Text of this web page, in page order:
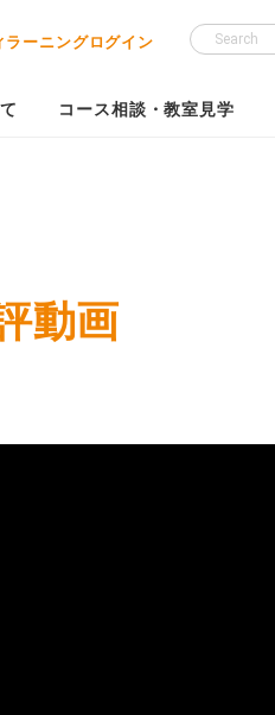
ラーニングログイン
コース相談・教室見学
動画